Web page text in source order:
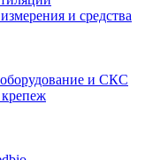
и средства
и СКС